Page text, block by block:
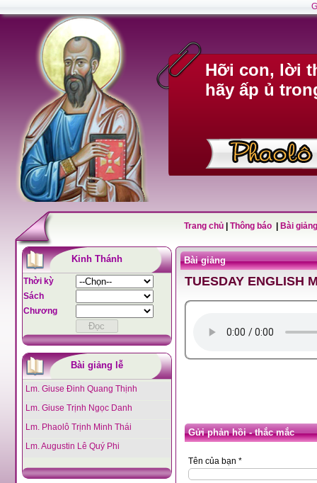
Hỡi con, lời
hãy ấp ủ
Trang chủ Thông báo Bài
Kinh Thánh
Thời kỳ
Sách
Chương
Bài giảng lễ
Lm. Giuse Đinh Quang Thịnh
Lm. Giuse Trịnh Ngọc Danh
Lm. Phaolô Trịnh Minh Thái
Lm. Augustin Lê Quý Phi
Bài giảng
TUESDAY ENGLISH
Gửi phản hồi - thắc mắc
Tên của bạn *